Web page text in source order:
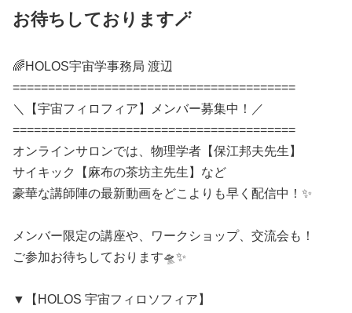
お待ちしております🪄
🌈HOLOS宇宙学事務局 渡辺
========================================
＼【宇宙フィロフィア】メンバー募集中！／
========================================
オンラインサロンでは、物理学者【保江邦夫先生】
サイキック【麻布の茶坊主先生】など
豪華な講師陣の最新動画をどこよりも早く配信中！✨️
メンバー限定の講座や、ワークショップ、交流会も！
ご参加お待ちしております🛸✨️
▼【HOLOS 宇宙フィロソフィア】